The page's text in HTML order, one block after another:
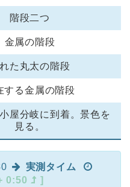
階段二つ
金属の階段
た丸太の階段
する金属の階段
屋分岐に到着。景色を
見る。
実測タイム
0:50 ]